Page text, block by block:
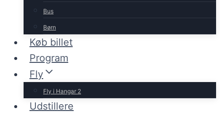
Bus
Børn
Køb billet
Program
Fly
Fly i Hangar 2
Udstillere